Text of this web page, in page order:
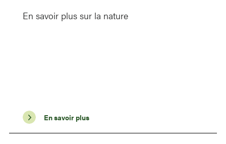
En savoir plus sur la nature
En savoir plus